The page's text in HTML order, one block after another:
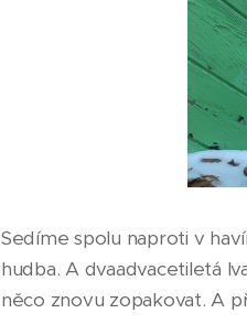
Sedíme spolu naproti v
hudba. A dvaadvacetiletá
něco znovu zopakovat. A